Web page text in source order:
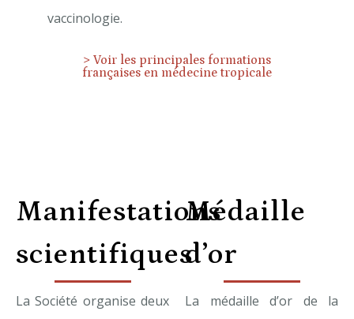
Que faisons-
vaccinologie.
> Voir les principales formations
françaises en médecine tropicale
Manifestations
scientifiques
La Société organise deux
Médaille
d’or
La médaille d’or de la